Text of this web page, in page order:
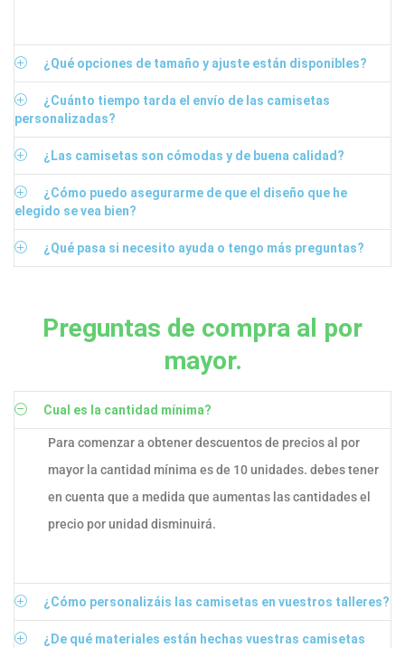
¿Qué opciones de tamaño y ajuste están disponibles?
¿Cuánto tiempo tarda el envío de las camisetas
personalizadas?
¿Las camisetas son cómodas y de buena calidad?
¿Cómo puedo asegurarme de que el diseño que he
elegido se vea bien?
¿Qué pasa si necesito ayuda o tengo más preguntas?
Preguntas de compra al por
mayor.
Cual es la cantidad mínima?
Para comenzar a obtener descuentos de precios al por
mayor la cantidad mínima es de 10 unidades. debes tener
en cuenta que a medida que aumentas las cantidades el
precio por unidad disminuirá.
¿Cómo personalizáis las camisetas en vuestros talleres?
¿De qué materiales están hechas vuestras camisetas